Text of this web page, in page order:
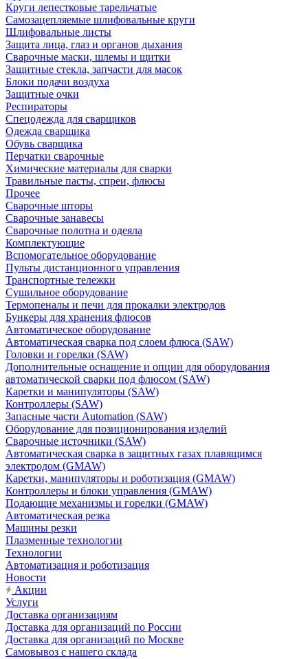
Круги лепестковые тарельчатые
Самозацепляемые шлифовальные круги
Шлифовальные листы
Защита лица, глаз и органов дыхания
Сварочные маски, шлемы и щитки
Защитные стекла, запчасти для масок
Блоки подачи воздуха
Защитные очки
Респираторы
Спецодежда для сварщиков
Одежда сварщика
Обувь сварщика
Перчатки сварочные
Химические материалы для сварки
Травильные пасты, спреи, флюсы
Прочее
Сварочные шторы
Сварочные занавесы
Сварочные полотна и одеяла
Комплектующие
Вспомогательное оборудование
Пульты дистанционного управления
Транспортные тележки
Сушильное оборудование
Термопеналы и печи для прокалки электродов
Бункеры для хранения флюсов
Автоматическое оборудование
Автоматическая сварка под слоем флюса (SAW)
Головки и горелки (SAW)
Дополнительные оснащение и опции для оборудования
автоматической сварки под флюсом (SAW)
Каретки и манипуляторы (SAW)
Контроллеры (SAW)
Запасные части Automation (SAW)
Оборудование для позиционирования изделий
Сварочные источники (SAW)
Автоматическая сварка в защитных газах плавящимся
электродом (GMAW)
Каретки, манипуляторы и роботизация (GMAW)
Контроллеры и блоки управления (GMAW)
Подающие механизмы и горелки (GMAW)
Автоматическая резка
Машины резки
Плазменные технологии
Технологии
Автоматизация и роботизация
Новости
Акции
Услуги
Доставка организациям
Доставка для организаций по России
Доставка для организаций по Москве
Самовывоз с нашего склада